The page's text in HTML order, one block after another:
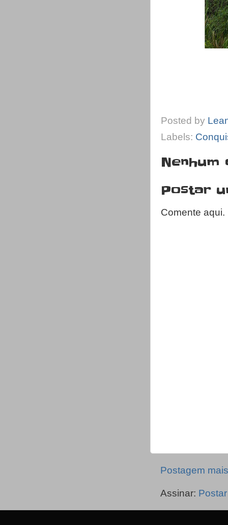
Posted by
Labels:
Nenhum
Postar
Comente aqui.
Postagem
Assinar: